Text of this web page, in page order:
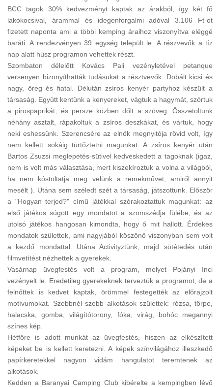
BCC tagok 30% kedvezményt kaptak az árakból, így két fő
lakókocsival, árammal és idegenforgalmi adóval 3.106 Ft-ot
fizetett naponta ami a többi kemping áraihoz viszonyítva eléggé
baráti. A rendezvényen 39 egység települt le. A részvevők a tíz
nap alatt húsz programon vehettek részt.
Szombaton délelőtt Kovács Pali vezényletével petanque
versenyen bizonyíthatták tudásukat a résztvevők. Dobált kicsi és
nagy, öreg és fiatal. Délután zsíros kenyér partyhoz készült a
társaság. Együtt kentünk a kenyereket, vágtuk a hagymát, szórtuk
a pirospaprikát, és persze közben dőlt a szöveg. Összetoltunk
néhány asztalt, rápakoltuk a zsíros deszkákat, és vártuk, hogy
neki eshessünk. Szerencsére az elnök megnyitója rövid volt, így
nem kellett sokáig türtőztetni magunkat. A zsíros kenyér után
Bartos Zsuzsi meglepetés-sütivel kedveskedett a tagoknak (igaz,
nem is volt más választása, mert kiszekíroztuk a volna a világból,
ha nem kóstoltatja meg velünk a remekművet, amiről annyit
mesélt ). Utána sem széledt szét a társaság, játszottunk. Először
a "Hogyan terjed?" című játékkal szórakoztattuk magunkat: az
első játékos súgott egy mondatot a szomszédja fülébe, és az
utolsó játékos hangosan kimondta, hogy ő mit hallott. Érdekes
mondatok születtek, ami nagyjából köszönő viszonyban sem volt
a kezdő mondattal. Utána Activityztünk, majd sötétedés után
filmvetítést nézhettek a gyerekek.
Vasárnap üvegfestés volt a program, melyet Pojányi Inci
vezényelt le. Eredetileg gyerekeknek terveztük a programot, de a
felnőttek is kedvet kaptak, örömmel festegették az előrajzolt
motívumokat. Szebbnél szebb alkotások születtek: rózsa, törpe,
halacska, gomba, világítótorony, fóka, virág, bohóc megannyi
színes kép.
Hétfőre is adott munkát az üvegfestés, hiszen az elkészített
képeket be is kellett keretezni. A képek színvilágához illeszkedő
papírkeretekkel nagyon vidám hangulatot teremtenek az
alkotások.
Kedden a Baranyai Camping Club kibérelte a kempingben lévő